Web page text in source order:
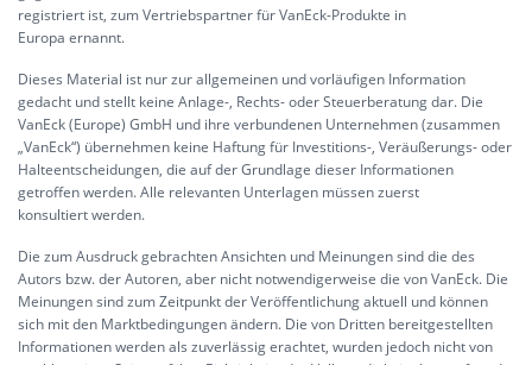
registriert ist, zum Vertriebspartner für VanEck-Produkte in
Europa ernannt.
Dieses Material ist nur zur allgemeinen und vorläufigen Information
gedacht und stellt keine Anlage-, Rechts- oder Steuerberatung dar. Die
VanEck (Europe) GmbH und ihre verbundenen Unternehmen (zusammen
„VanEck“) übernehmen keine Haftung für Investitions-, Veräußerungs- oder
Halteentscheidungen, die auf der Grundlage dieser Informationen
getroffen werden. Alle relevanten Unterlagen müssen zuerst
konsultiert werden.
Die zum Ausdruck gebrachten Ansichten und Meinungen sind die des
Autors bzw. der Autoren, aber nicht notwendigerweise die von VanEck. Die
Meinungen sind zum Zeitpunkt der Veröffentlichung aktuell und können
sich mit den Marktbedingungen ändern. Die von Dritten bereitgestellten
Informationen werden als zuverlässig erachtet, wurden jedoch nicht von